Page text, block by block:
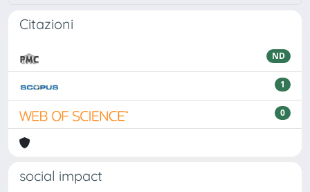
Citazioni
ND
1
0
social impact